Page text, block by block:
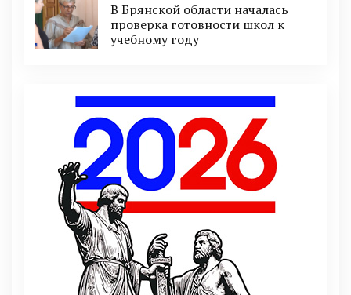
В Брянской области началась
проверка готовности школ к
учебному году